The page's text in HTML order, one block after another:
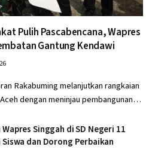
Pulih Pascabencana, Wapres
Gantung Kendawi
Rakabuming melanjutkan rangkaian
dengan meninjau pembangunan…
Singgah di SD Negeri 11
Siswa dan Dorong Perbaikan